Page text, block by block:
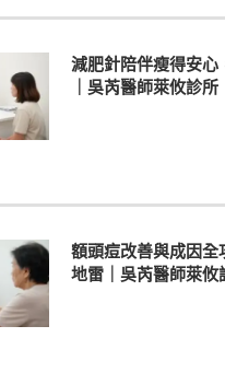
減肥針陪伴瘦得安心
｜吳芮醫師萊攸診所
額頭痘改善與成因全
地雷｜吳芮醫師萊攸